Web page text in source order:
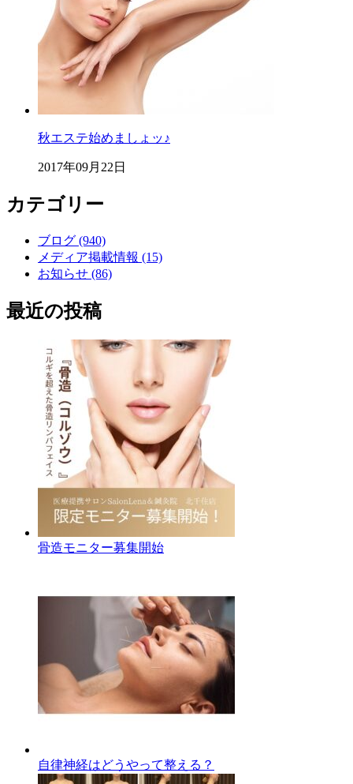
秋エステ始めましょッ♪
2017年09月22日
カテゴリー
ブログ (940)
メディア掲載情報 (15)
お知らせ (86)
最近の投稿
骨造モニター募集開始
自律神経はどうやって整える？